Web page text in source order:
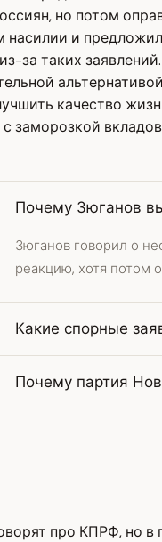
но потом
и
за таких заявлений.
качество
заморозкой
Почему Зюганов
Зюганов говорил о
реакцию, хотя потом
Какие спорные
Почему партия
про КПРФ, но